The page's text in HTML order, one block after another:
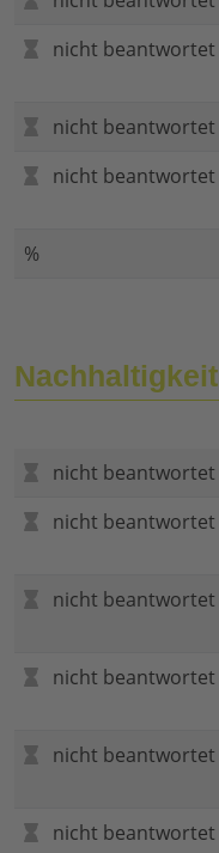
nicht beantwortet
nicht beantwortet
nicht beantwortet
%
Nachhaltigkeit
nicht beantwortet
nicht beantwortet
nicht beantwortet
nicht beantwortet
nicht beantwortet
nicht beantwortet